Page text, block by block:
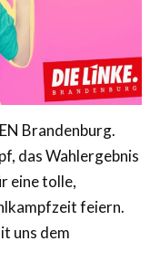
Brandenburg.
das Wahlergebnis
eine tolle,
feiern.
uns dem